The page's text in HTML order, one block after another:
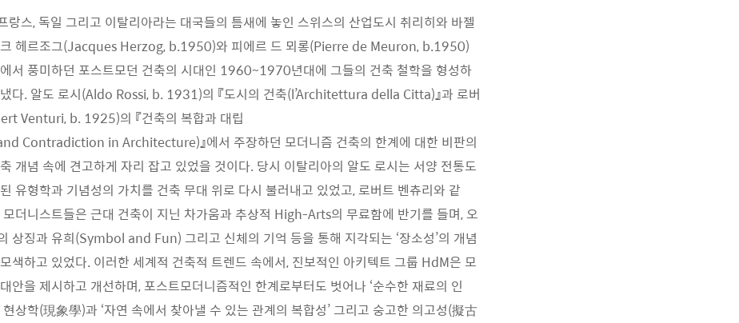
랑스, 독일 그리고 이탈리아라는 대국들의 틈새에 놓인 스위스의 산업도시 취리히와 바젤
크 헤르조그(Jacques Herzog, b.1950)와 피에르 드 뫼롱(Pierre de Meuron, b.1950)
서 풍미하던 포스트모던 건축의 시대인 1960~1970년대에 그들의 건축 철학을 형성하
다. 알도 로시(Aldo Rossi, b. 1931)의 『도시의 건축(l’Architettura della Citta)』과 로버
Venturi, b. 1925)의 『건축의 복합과 대립
Contradiction in Architecture)』에서 주장하던 모더니즘 건축의 한계에 대한 비판의
개념 속에 견고하게 자리 잡고 있었을 것이다. 당시 이탈리아의 알도 로시는 서양 전통도
유형학과 기념성의 가치를 건축 무대 위로 다시 불러내고 있었고, 로버트 벤츄리와 같
더니스트들은 근대 건축이 지닌 차가움과 추상적 High-Arts의 무료함에 반기를 들며, 오
상징과 유희(Symbol and Fun) 그리고 신체의 기억 등을 통해 지각되는 ‘장소성’의 개념
색하고 있었다. 이러한 세계적 건축적 트렌드 속에서, 진보적인 아키텍트 그룹 HdM은 모
안을 제시하고 개선하며, 포스트모더니즘적인 한계로부터도 벗어나 ‘순수한 재료의 인
현상학(現象學)과 ‘자연 속에서 찾아낼 수 있는 관계의 복합성’ 그리고 숭고한 의고성(擬古